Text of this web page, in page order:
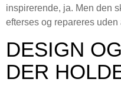
inspirerende, ja. Men den
efterses og repareres
DESIGN
DER